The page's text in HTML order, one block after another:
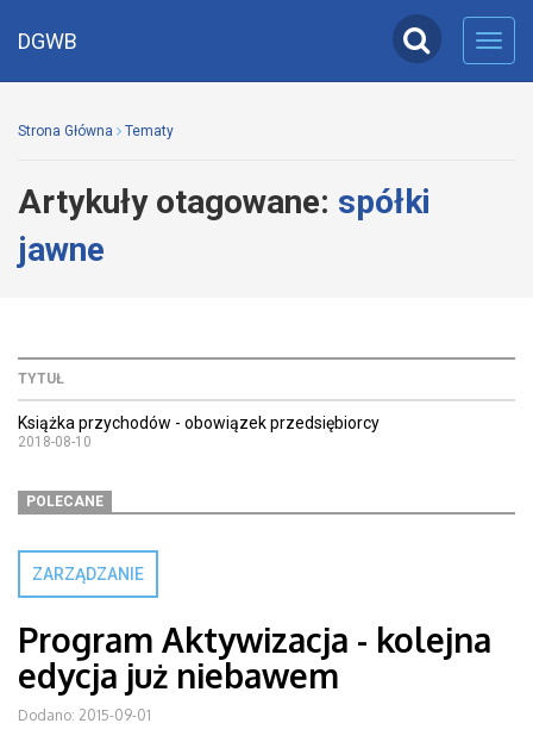
DGWB
Strona Główna Tematy
Artykuły otagowane: spółki
jawne
TYTUŁ
Książka przychodów - obowiązek przedsiębiorcy
2018-08-10
POLECANE
ZARZĄDZANIE
Program Aktywizacja - kolejna
edycja już niebawem
Dodano: 2015-09-01